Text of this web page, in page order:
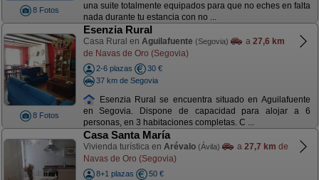
8 Fotos
una suite totalmente equipados para que no eches en falta
nada durante tu estancia con no ...
8 Fotos
Esenzia Rural
Casa Rural en Aguilafuente (Segovia) a 27,6 km
de Navas de Oro (Segovia)
2-6 plazas
30 €
37 km de Segovia
Esenzia Rural se encuentra situado en Aguilafuente
en Segovia. Dispone de capacidad para alojar a 6
personas, en 3 habitaciones completas. C ...
Casa Santa María
Vivienda turística en Arévalo (Ávila) a 27,7 km de
Navas de Oro (Segovia)
8+1 plazas
50 €